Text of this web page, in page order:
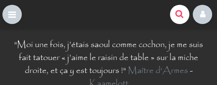
"Moi une fois, j’étais saoul comme cochon, je me suis
fait tatouer « j’aime le raisin de table » sur la miche
droite, et ça y est toujours !" Maître d'Armes-